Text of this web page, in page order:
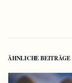
ÄHNLICHE BEITRÄGE